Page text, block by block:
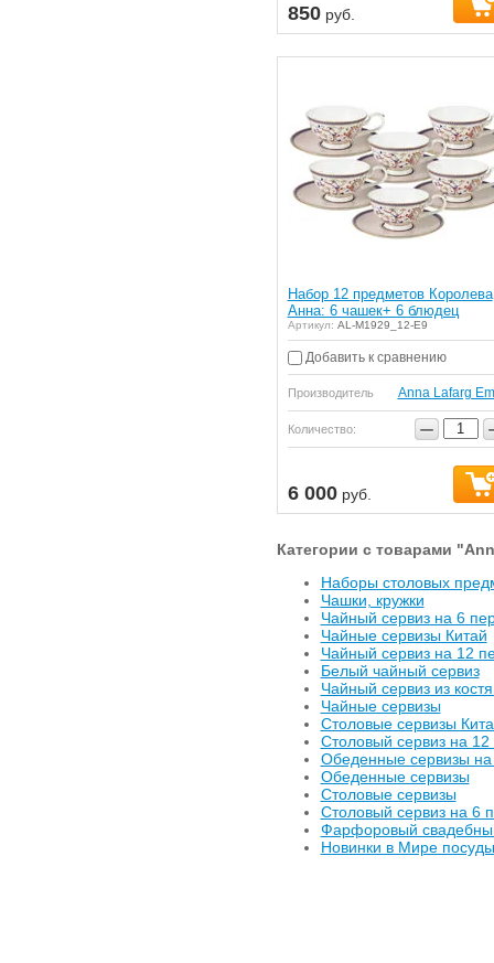
850руб.
Набор 12 предметов Королева
Анна: 6 чашек+ 6 блюдец
Артикул: AL-M1929_12-E9
Добавить к сравнению
Производитель Anna Lafarg
Количество: −
6 000руб.
Категории с товарами
Наборы столовых
Чашки, кружки
Чайный сервиз на 6
Чайные сервизы Китай
Чайный сервиз на 12
Белый чайный сервиз
Чайный сервиз из
Чайные сервизы
Столовые сервизы
Cтоловый сервиз на 12
Обеденные сервизы
Обеденные сервизы
Столовые сервизы
Cтоловый сервиз на 6
Фарфоровый
Новинки в Мире посуды